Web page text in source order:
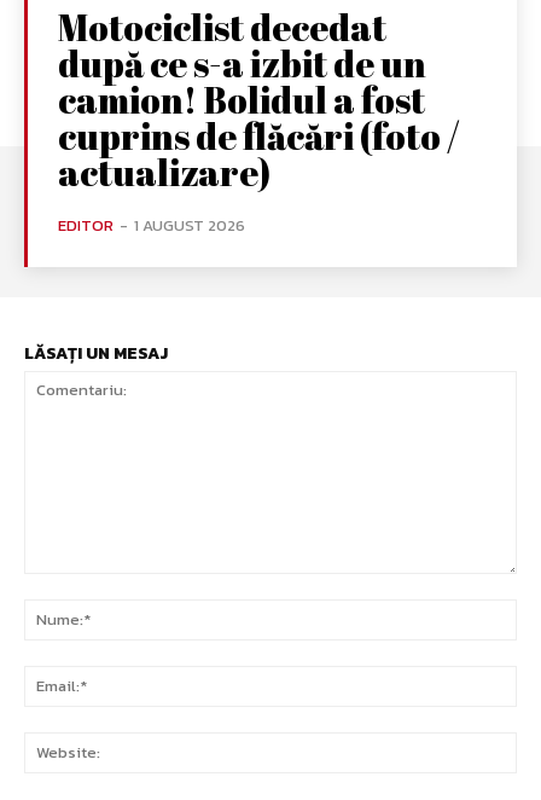
Motociclist decedat
după ce s-a izbit de un
camion! Bolidul a fost
cuprins de flăcări (foto /
actualizare)
EDITOR - 1 AUGUST 2026
LĂSAȚI UN MESAJ